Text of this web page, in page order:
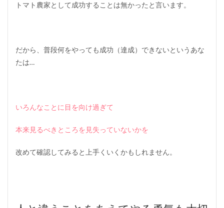
トマト農家として成功することは無かったと言います。
だから、普段何をやっても成功 （達成） できないというあな
たは…
いろんなことに目を向け過ぎて
本来見るべきところを見失っていないかを
改めて確認してみると上手くいくかもしれません。